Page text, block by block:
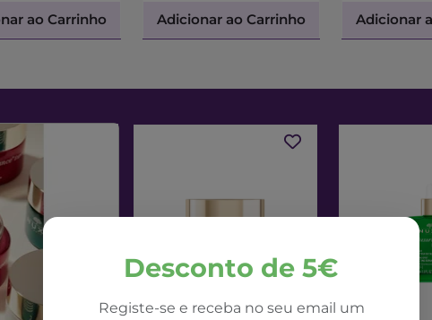
Desconto de 5€
Registe-se e receba no seu email um
ao Carrinho Adicionar ao Carrinho Adicionar